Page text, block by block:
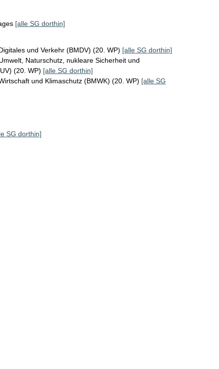
[alle SG dorthin]
und Verkehr (BMDV) (20. WP) [alle SG dorthin]
Naturschutz, nukleare Sicherheit und
(20. WP) [alle SG dorthin]
und Klimaschutz (BMWK) (20. WP) [alle SG
SG dorthin]